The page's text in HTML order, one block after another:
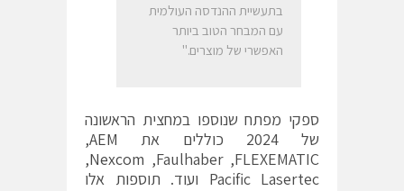
בתעשיית ההנדסה העולמית
עם המבחר הטוב ביותר
האפשרי של מוצרים."
ספקי מפתח שנוספו במחצית הראשונה
של 2024 כוללים את
AEM‏
,
FLEXEMATIC‏, Faulhaber‏,
Nexcom‏
,
Pacific Lasertec‏ ועוד. תוספות אלו